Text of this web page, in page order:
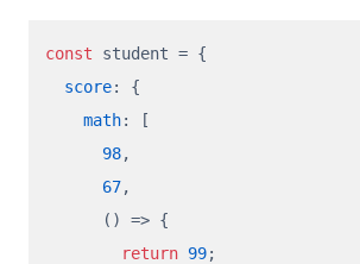
const student = {
score: {
math: [
98,
67,
() => {
return 99;